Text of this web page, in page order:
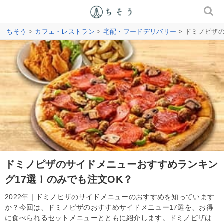
ちそう > カフェ・レストラン > 宅配・フードデリバリー > ドミノピザ
ドミノピザのサイドメニューおすすめランキン
グ17選！のみでも注文OK？
2022年｜ドミノピザのサイドメニューのおすすめを知っています
か？今回は、ドミノピザのおすすめサイドメニュー17選を、お得
に食べられるセットメニューとともに紹介します。ドミノピザは